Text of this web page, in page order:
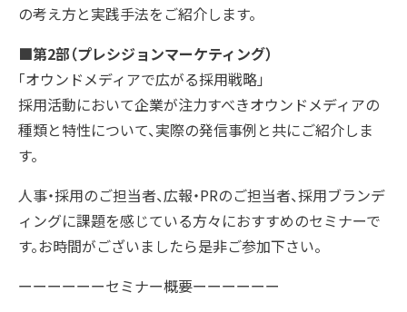
の考え方と実践手法をご紹介します。
■第2部（プレシジョンマーケティング）
「オウンドメディアで広がる採用戦略」
採用活動において企業が注力すべきオウンドメディアの
種類と特性について、実際の発信事例と共にご紹介しま
す。
人事・採用のご担当者、広報・PRのご担当者、採用ブランデ
ィングに課題を感じている方々におすすめのセミナーで
す。お時間がございましたら是非ご参加下さい。
ーーーーーーセミナー概要ーーーーーー